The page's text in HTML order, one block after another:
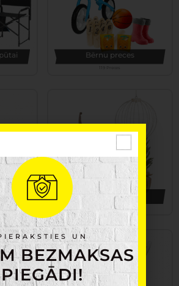
Bērnu preces
Ziemassvētki
176 Preces
UN
BEZMAKSAS
PIEGĀDI!